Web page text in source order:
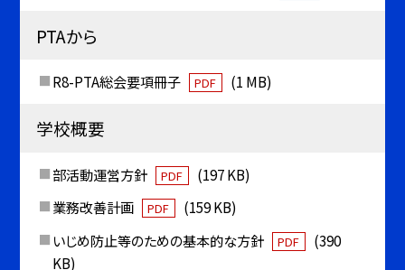
PTAから
R8-PTA総会要項冊子 PDF (1 MB)
学校概要
部活動運営方針 PDF
(197 KB)
業務改善計画
PDF
(159 KB)
いじめ防止等のための基本的な方針
PDF
(390
KB)